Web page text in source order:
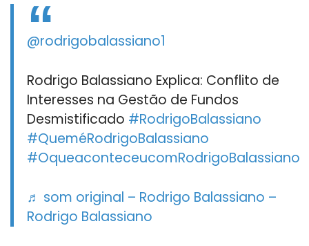
@rodrigobalassiano1
Rodrigo Balassiano Explica: Conflito de
Interesses na Gestão de Fundos
Desmistificado #RodrigoBalassiano
#QueméRodrigoBalassiano
#OqueaconteceucomRodrigoBalassiano
♬ som original – Rodrigo Balassiano –
Rodrigo Balassiano